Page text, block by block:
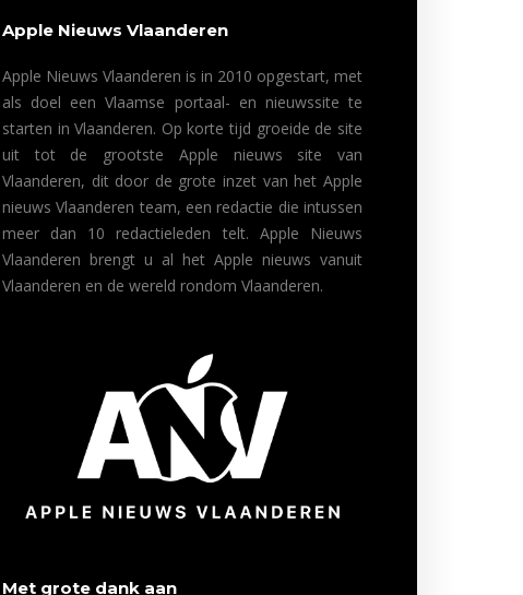
Apple Nieuws Vlaanderen
Apple Nieuws Vlaanderen is in 2010 opgestart, met
als doel een Vlaamse portaal- en nieuwssite te
starten in Vlaanderen. Op korte tijd groeide de site
uit tot de grootste Apple nieuws site van
Vlaanderen, dit door de grote inzet van het Apple
nieuws Vlaanderen team, een redactie die intussen
meer dan 10 redactieleden telt. Apple Nieuws
Vlaanderen brengt u al het Apple nieuws vanuit
Vlaanderen en de wereld rondom Vlaanderen.
Met grote dank aan